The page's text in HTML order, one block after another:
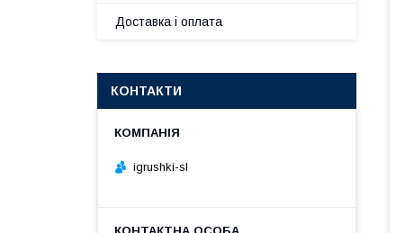
Доставка і оплата
КОНТАКТИ
igrushki-sl